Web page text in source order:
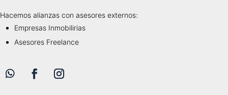
Hacemos alianzas con asesores externos:
Empresas Inmobilirias
Asesores Freelance